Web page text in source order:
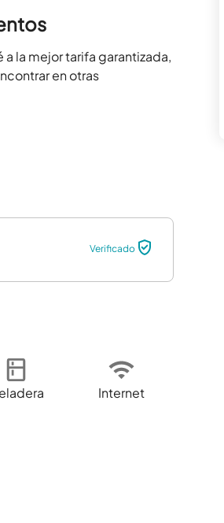
la mejor tarifa garantizada,
en otras
Verificado
Internet